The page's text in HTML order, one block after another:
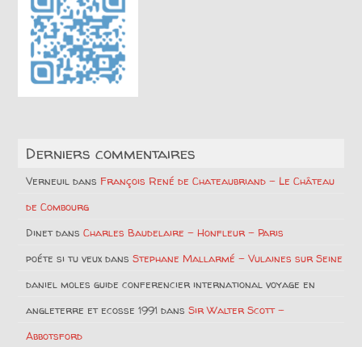
Derniers commentaires
Verneuil dans François René de Chateaubriand – Le Château
de Combourg
DinetdansCharles Baudelaire – Honfleur – Paris
poéte si tu veux dansStephane Mallarmé – Vulaines sur Seine
daniel moles guide conferencier international voyage en
angleterre et ecosse 1991 dansSir Walter Scott –
Abbotsford